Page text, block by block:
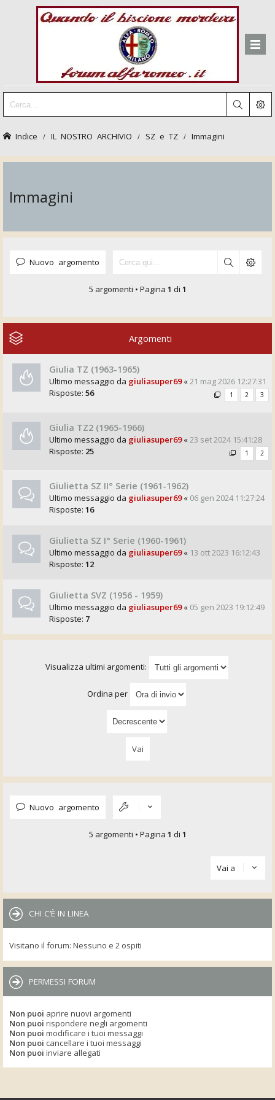
Indice IL NOSTRO ARCHIVIO SZ e TZ Immagini
Immagini
Nuovo argomento
5 argomenti • Pagina 1 di 1
Argomenti
Giulia TZ (1963-1965)
Ultimo messaggio da giuliasuper69«21 mag 2026 12:27:31
Risposte: 56 1 2 3
Giulia TZ2 (1965-1966)
Ultimo messaggio da giuliasuper69«23 set 2024 15:41:28
Risposte: 25 1 2
Giulietta SZ II° Serie (1961-1962)
Ultimo messaggio da giuliasuper69« 06 gen 2024 11:27:24
Risposte: 16
Giulietta SZ I° Serie (1960-1961)
Ultimo messaggio da giuliasuper69« 13 ott 2023 16:12:43
Risposte: 12
Giulietta SVZ (1956 - 1959)
Ultimo messaggio da giuliasuper69« 05 gen 2023 19:12:49
Risposte: 7
Visualizza ultimi argomenti:
Ordina per
Nuovo argomento
5 argomenti • Pagina 1 di 1
Vai a
CHI C’È IN LINEA
Visitano il forum: Nessuno e 2 ospiti
PERMESSI FORUM
Non puoi aprire nuovi argomenti
Non puoi rispondere negli argomenti
Non puoi modificare i tuoi messaggi
Non puoi cancellare i tuoi messaggi
Non puoi inviare allegati